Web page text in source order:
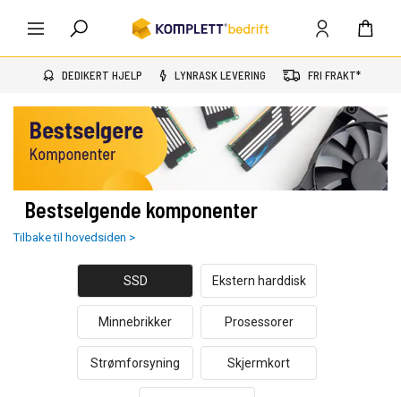
DEDIKERT HJELP LYNRASK LEVERING FRI FRAKT*
Bestselgende komponenter
Tilbake til hovedsiden >
SSD Ekstern harddisk
Minnebrikker Prosessorer
Strømforsyning Skjermkort